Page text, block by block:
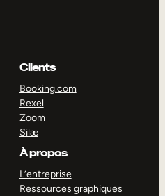
Clients
Booking.com
Rexel
Zoom
Silæ
À propos
L’entreprise
Ressources graphiques